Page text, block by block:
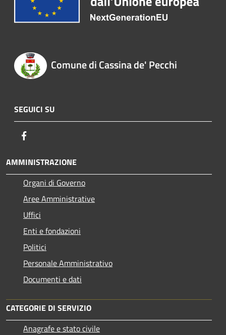
Comune di Cassina de' Pecchi
SEGUICI SU
AMMINISTRAZIONE
Organi di Governo
Aree Amministrative
Uffici
Enti e fondazioni
Politici
Personale Amministrativo
Documenti e dati
CATEGORIE DI SERVIZIO
Anagrafe e stato civile